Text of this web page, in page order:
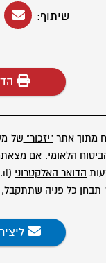
שיתוף:
מתוך אתר"יזכור" של
הלאומי. אם
הדואר האלקטרוני (zikaron@noal.org.il) בצירוף פרטיכם המלאים.
תבחן כל פניה שתתקבל,